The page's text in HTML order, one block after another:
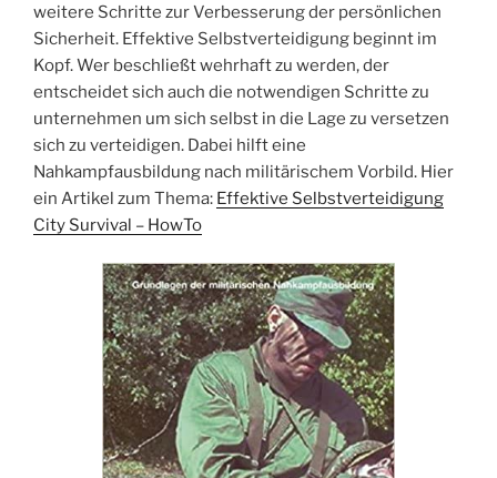
weitere Schritte zur Verbesserung der persönlichen
Sicherheit. Effektive Selbstverteidigung beginnt im
Kopf. Wer beschließt wehrhaft zu werden, der
entscheidet sich auch die notwendigen Schritte zu
unternehmen um sich selbst in die Lage zu versetzen
sich zu verteidigen. Dabei hilft eine
Nahkampfausbildung nach militärischem Vorbild. Hier
ein Artikel zum Thema: Effektive Selbstverteidigung
City Survival – HowTo